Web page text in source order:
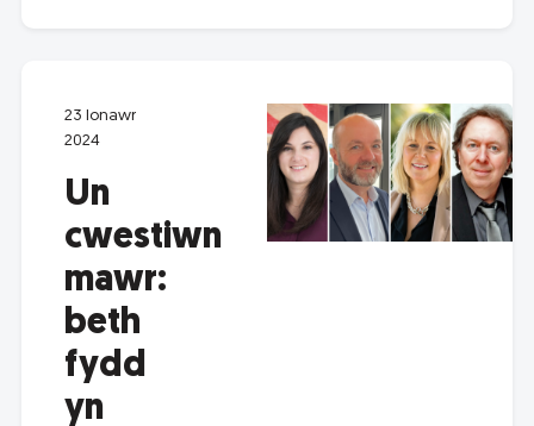
23 Ionawr
2024
Un
cwestiwn
mawr:
beth
fydd
yn